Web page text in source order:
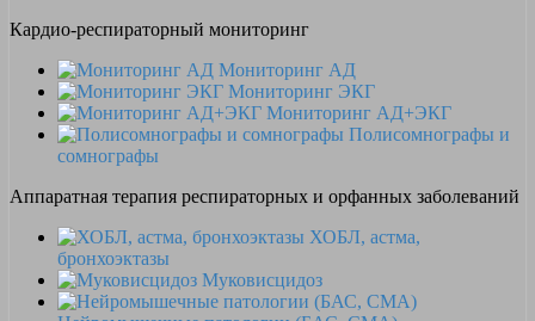
Кардио-респираторный мониторинг
Мониторинг АД
Мониторинг ЭКГ
Мониторинг АД+ЭКГ
Полисомнографы и
сомнографы
Аппаратная терапия респираторных и орфанных заболеваний
ХОБЛ, астма,
бронхоэктазы
Муковисцидоз